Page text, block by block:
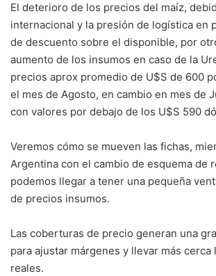
El deterioro de los precios del maíz,
internacional y la presión de logística en
de descuento sobre el disponible, por
aumento de los insumos en caso de la
precios aprox promedio de U$S de 600
el mes de Agosto, en cambio en mes de
con valores por debajo de los U$S 590
Veremos cómo se mueven las fichas,
Argentina con el cambio de esquema de
podemos llegar a tener una pequeña
de precios insumos.
Las coberturas de precio generan una
para ajustar márgenes y llevar más cerca
reales.